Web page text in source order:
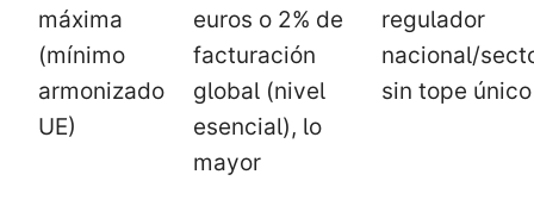
máxima
(mínimo
armonizado
UE)
euros o 2% de
facturación
global (nivel
esencial), lo
mayor
regulador
nacional/
sin tope único